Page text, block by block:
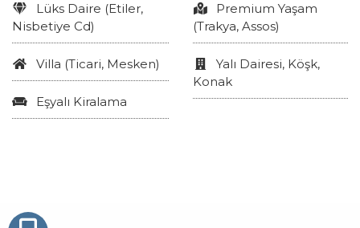
Lüks Daire (Etiler,
Nisbetiye Cd)
Villa (Ticari, Mesken)
Eşyalı Kiralama
Premium Yaşam
(Trakya, Assos)
Yalı Dairesi, Köşk,
Konak